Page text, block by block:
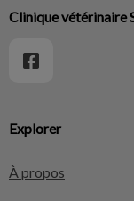
Explorer
À propos
Clinique vétérinaire